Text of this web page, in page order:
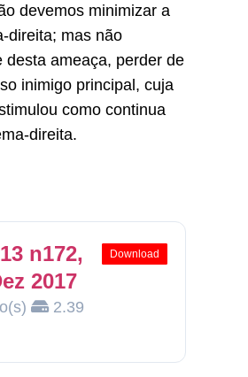
devemos minimizar a
direita; mas não
desta ameaça, perder de
inimigo principal, cuja
como continua
direita.
n172,
2017
2.39
Download